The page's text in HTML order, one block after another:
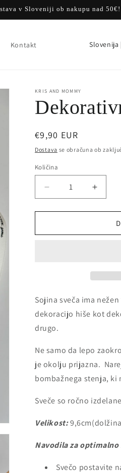
v Sloveniji ob nakupu nad 50€!
Kontakt
D
v
r
i
j
KRIS AND MOMMY
Redna
cena
€9,90 EUR
Dostava se obračuna ob
Količina
Količina
Pomanjšaš
količino
za
Dekorativna
Povečaj
količino
za
Sojina sveča ima
dekoracijo hiše kot
drugo.
Ne samo da lepo
je okolju prijazna.
bombažnega stenja,
Sveče so ročno
Velikost:
Navodila za
Svečo postavite